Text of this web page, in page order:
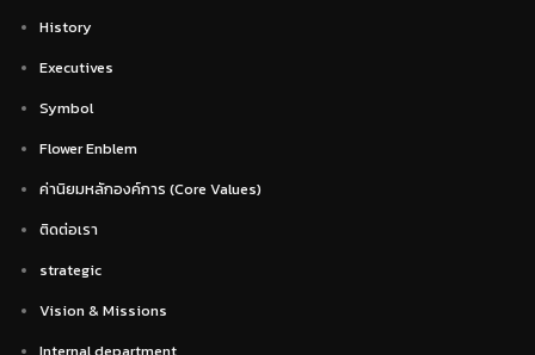
History
Executives
Symbol
Flower Enblem
ค่านิยมหลักองค์การ (Core Values)
ติดต่อเรา
strategic
Vision & Missions